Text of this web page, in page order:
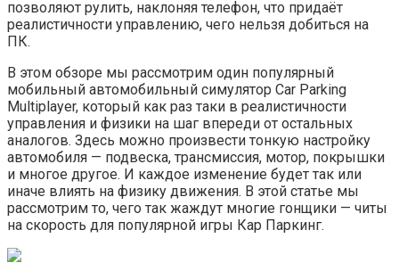
позволяют рулить, наклоняя телефон, что придаёт
реалистичности управлению, чего нельзя добиться на
ПК.
В этом обзоре мы рассмотрим один популярный
мобильный автомобильный симулятор Car Parking
Multiplayer, который как раз таки в реалистичности
управления и физики на шаг впереди от остальных
аналогов. Здесь можно произвести тонкую настройку
автомобиля — подвеска, трансмиссия, мотор, покрышки
и многое другое. И каждое изменение будет так или
иначе влиять на физику движения. В этой статье мы
рассмотрим то, чего так жаждут многие гонщики — читы
на скорость для популярной игры Кар Паркинг.